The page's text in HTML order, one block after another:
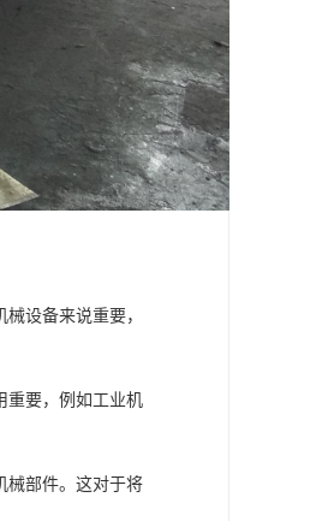
设备来说重要，
重要，例如工业机
械部件。这对于将